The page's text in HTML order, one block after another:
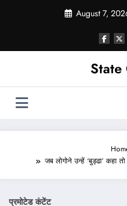
August 7,
जब लोगोने उन्हें ‘बुड्ढा’ कहा